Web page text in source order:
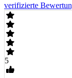
verifizierte
5